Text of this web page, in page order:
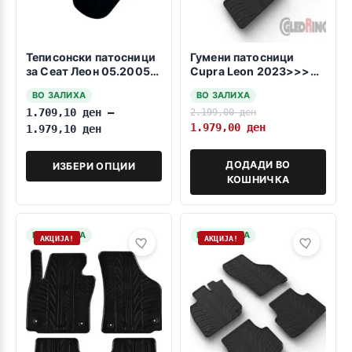
Теписонски патосници
за Сеат Леон 05.2005-
ВО ЗАЛИХА
1.709,10 ден –
1.979,10 ден
ИЗБЕРИ ОПЦИИ
Гумени патосници
Cupra Leon 2023>>>
ВО ЗАЛИХА
2.199,00ден
1.979,00 ден
ДОДАДИ ВО
КОШНИЧКА
НА ЗАЛИХА
АКЦИЈА! НА ЗАЛИХА
АКЦИЈА!